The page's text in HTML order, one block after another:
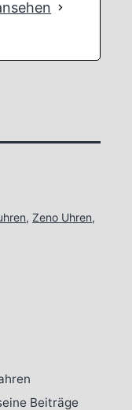
, Zeno Uhren,
Beiträge